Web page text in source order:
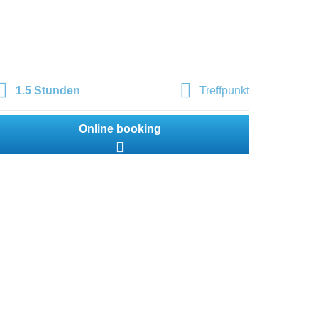
1.5 Stunden Treffpunkt
Online booking